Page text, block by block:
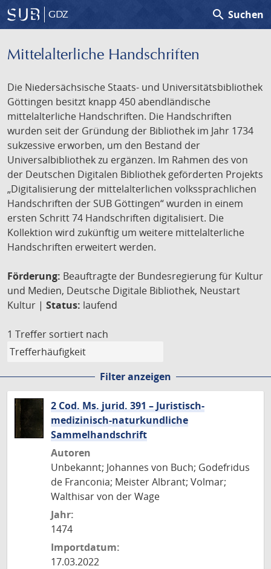
GDZ search Suchen
Mittelalterliche Handschriften
Die Niedersächsische Staats- und Universitätsbibliothek
Göttingen besitzt knapp 450 abendländische
mittelalterliche Handschriften. Die Handschriften
wurden seit der Gründung der Bibliothek im Jahr 1734
sukzessive erworben, um den Bestand der
Universalbibliothek zu ergänzen. Im Rahmen des von
der Deutschen Digitalen Bibliothek geförderten Projekts
„Digitalisierung der mittelalterlichen volkssprachlichen
Handschriften der SUB Göttingen“ wurden in einem
ersten Schritt 74 Handschriften digitalisiert. Die
Kollektion wird zukünftig um weitere mittelalterliche
Handschriften erweitert werden.
Förderung: Beauftragte der Bundesregierung für Kultur
und Medien, Deutsche Digitale Bibliothek, Neustart
Kultur | Status: laufend
1 Treffer sortiert nach
Filter anzeigen
2 Cod. Ms. jurid. 391 – Juristisch-
medizinisch-naturkundliche
Sammelhandschrift
Autoren
Unbekannt; Johannes von Buch; Godefridus
de Franconia; Meister Albrant; Volmar;
Walthisar von der Wage
Jahr:
1474
Importdatum:
17.03.2022